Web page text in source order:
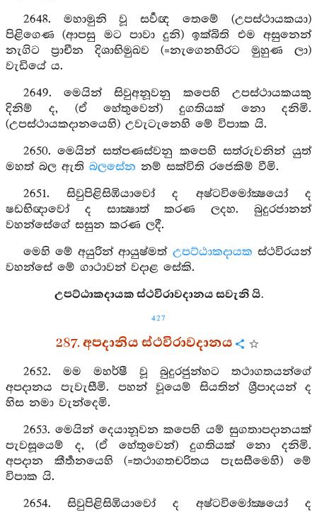
2648. මහාමුනි වූ සර්‍වඥ තෙමේ (උපස්ථායකයා)
පිළිගෙණ (ආපසු මට පාවා දුනි) ඉක්බිති එම අසුනෙන්
නැගිට ප්‍රාචීන දිශාභිමුඛව (=නැගෙනහිරට මුහුණ ලා)
වැඩියේ ය.
2649. මෙයින් සිවුඅනූවනු කපෙහි උපස්ථායකයකු
දිනිම් ද, (ඒ හේතුවෙන්) දුගතියක් නො දනිමි.
(උපස්ථායකදානයෙහි) උවැටැනෙහි මේ විපාක යි.
2650. මෙයින් සත්පණස්වනු කපෙහි සත්රුවනින් යුත්
මහත් බල ඇති බලසේන නම් සක්විති රජෙකිම් වීමි.
2651. සිවුපිළිසිඹියාවෝ ද අෂ්ටවිමෝක්‍ෂයෝ ද
ෂඩභිඥාවෝ ද සාක්‍ෂාත් කරණ ලදහ. බුදුරජානන්
වහන්සේගේ සසුන කරණ ලදී.
මෙහි මේ අයුරින් ආයුෂ්මත් උපට්ඨාකදායක ස්ථවිරයන්
වහන්සේ මේ ගාථාවන් වදාළ සේකි.
උපට්ඨාකදායක ස්ථවිරාවදානය සවැනි යි.
427
287. අපදානිය ස්ථවිරාවදානය
2652. මම මහර්ෂී වූ බුදුරජුන්හට තථාගතයන්ගේ
අපදානය පැවැසීමි. පහන් වූයෙම් සියතින් ශ්‍රීපාදයන් ද
හිස නමා වැන්දෙමි.
2653. මෙයින් දෙයානූවන කපෙහි යම් සුගතාපදානයක්
පැවසූයෙම් ද, (ඒ හේතුවෙන්) දුගතියක් නො දනිමි.
අපදාන කීර්‍තනයෙහි (=තථාගතචරිතය පැසසීමෙහි) මේ
විපාක යි.
2654. සිවුපිළිසිඹියාවෝ ද අෂ්ටවිමෝක්‍ෂයෝ ද